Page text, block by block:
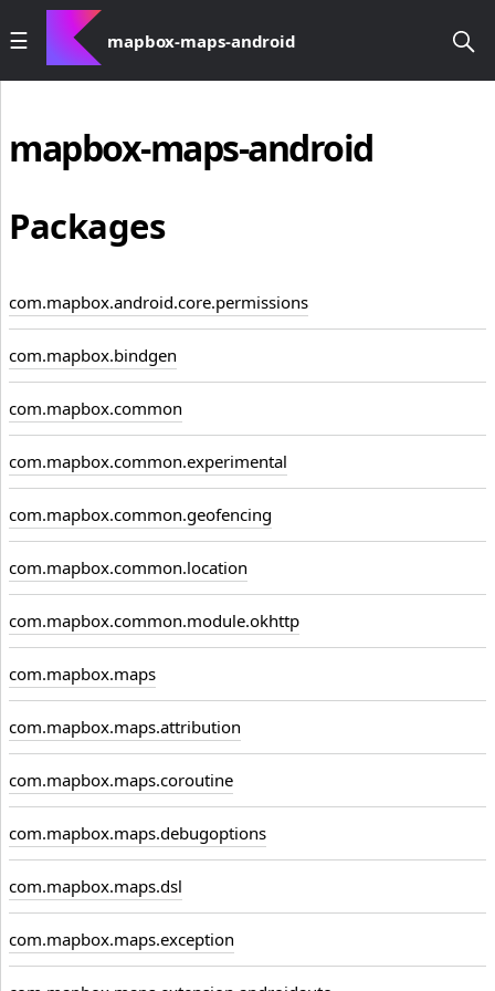
mapbox-maps-android
mapbox-maps-android
Packages
com.mapbox.android.core.permissions
com.mapbox.bindgen
com.mapbox.common
com.mapbox.common.experimental
com.mapbox.common.geofencing
com.mapbox.common.location
com.mapbox.common.module.okhttp
com.mapbox.maps
com.mapbox.maps.attribution
com.mapbox.maps.coroutine
com.mapbox.maps.debugoptions
com.mapbox.maps.dsl
com.mapbox.maps.exception